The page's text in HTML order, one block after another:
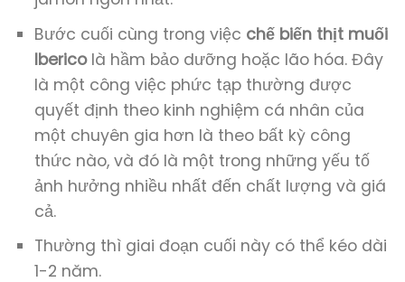
Bước cuối cùng trong việc chế biến thịt muối
Iberico là hầm bảo dưỡng hoặc lão hóa. Đây
là một công việc phức tạp thường được
quyết định theo kinh nghiệm ​​cá nhân của
một chuyên gia hơn là theo bất kỳ công
thức nào, và đó là một trong những yếu tố
ảnh hưởng nhiều nhất đến chất lượng và giá
cả.
Thường thì giai đoạn cuối này có thể kéo dài
1-2 năm.